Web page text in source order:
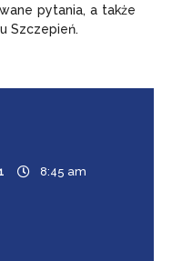
pytania, a także
Szczepień.
8:45 am